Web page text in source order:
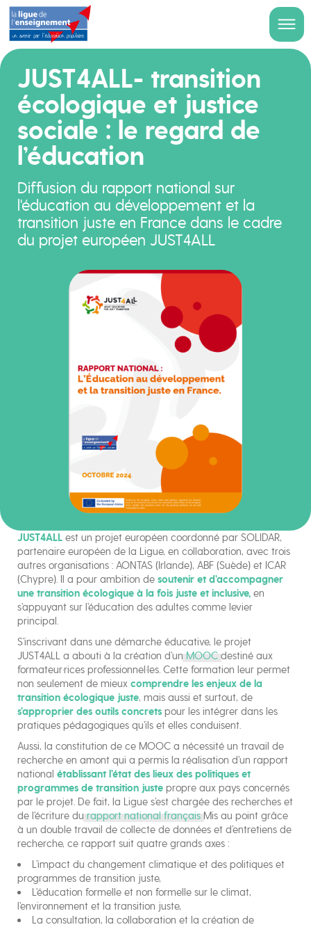
JUST4ALL- transition
écologique et justice
sociale : le regard de
l’éducation
Diffusion du rapport national sur
l'éducation au développement et la
transition juste en France dans le cadre
du projet européen JUST4ALL
JUST4ALL est un projet européen coordonné par SOLIDAR,
partenaire européen de la Ligue, en collaboration, avec trois
autres organisations : AONTAS (Irlande), ABF (Suède) et ICAR
(Chypre). Il a pour ambition de soutenir et d’accompagner
une transition écologique à la fois juste et inclusive, en
s’appuyant sur l’éducation des adultes comme levier
principal.
S’inscrivant dans une démarche éducative, le projet
JUST4ALL a abouti à la création d’un MOOC destiné aux
formateur·rices professionnel·les. Cette formation leur permet
non seulement de mieux comprendre les enjeux de la
transition écologique juste, mais aussi et surtout, de
s’approprier des outils concrets pour les intégrer dans les
pratiques pédagogiques qu’ils et elles conduisent.
Aussi, la constitution de ce MOOC a nécessité un travail de
recherche en amont qui a permis la réalisation d’un rapport
national établissant l’état des lieux des politiques et
programmes de transition juste propre aux pays concernés
par le projet. De fait, la Ligue s’est chargée des recherches et
de l’écriture du rapport national français Mis au point grâce
à un double travail de collecte de données et d’entretiens de
recherche, ce rapport suit quatre grands axes :
L’impact du changement climatique et des politiques et
programmes de transition juste,
L’éducation formelle et non formelle sur le climat,
l’environnement et la transition juste,
La consultation, la collaboration et la création de